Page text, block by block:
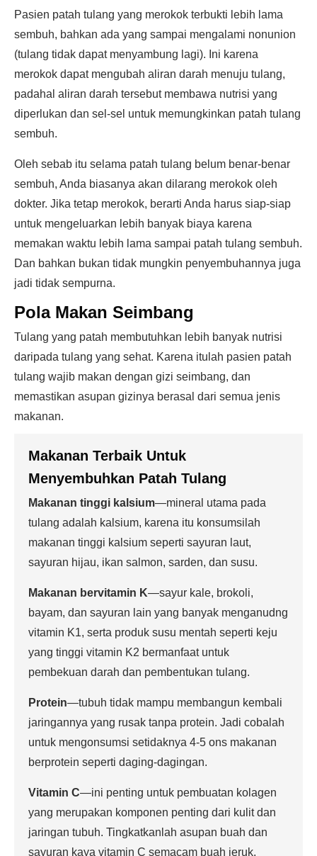
Pasien patah tulang yang merokok terbukti lebih lama
sembuh, bahkan ada yang sampai mengalami nonunion
(tulang tidak dapat menyambung lagi). Ini karena
merokok dapat mengubah aliran darah menuju tulang,
padahal aliran darah tersebut membawa nutrisi yang
diperlukan dan sel-sel untuk memungkinkan patah tulang
sembuh.
Oleh sebab itu selama patah tulang belum benar-benar
sembuh, Anda biasanya akan dilarang merokok oleh
dokter. Jika tetap merokok, berarti Anda harus siap-siap
untuk mengeluarkan lebih banyak biaya karena
memakan waktu lebih lama sampai patah tulang sembuh.
Dan bahkan bukan tidak mungkin penyembuhannya juga
jadi tidak sempurna.
Pola Makan Seimbang
Tulang yang patah membutuhkan lebih banyak nutrisi
daripada tulang yang sehat. Karena itulah pasien patah
tulang wajib makan dengan gizi seimbang, dan
memastikan asupan gizinya berasal dari semua jenis
makanan.
Makanan Terbaik Untuk
Menyembuhkan Patah Tulang
Makanan tinggi kalsium—mineral utama pada
tulang adalah kalsium, karena itu konsumsilah
makanan tinggi kalsium seperti sayuran laut,
sayuran hijau, ikan salmon, sarden, dan susu.
Makanan bervitamin K—sayur kale, brokoli,
bayam, dan sayuran lain yang banyak menganudng
vitamin K1, serta produk susu mentah seperti keju
yang tinggi vitamin K2 bermanfaat untuk
pembekuan darah dan pembentukan tulang.
Protein—tubuh tidak mampu membangun kembali
jaringannya yang rusak tanpa protein. Jadi cobalah
untuk mengonsumsi setidaknya 4-5 ons makanan
berprotein seperti daging-dagingan.
Vitamin C—ini penting untuk pembuatan kolagen
yang merupakan komponen penting dari kulit dan
jaringan tubuh. Tingkatkanlah asupan buah dan
sayuran kaya vitamin C semacam buah jeruk,